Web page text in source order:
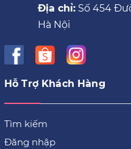
Địa chỉ: Số 454
Hà Nội
Hỗ Trợ Khách Hàng
Tìm kiếm
Đăng nhập